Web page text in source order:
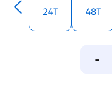
24T 48T